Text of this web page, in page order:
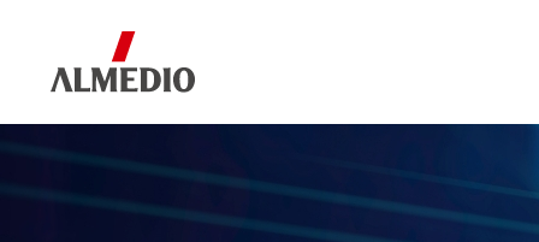
Corporate Information
Business
IR Information